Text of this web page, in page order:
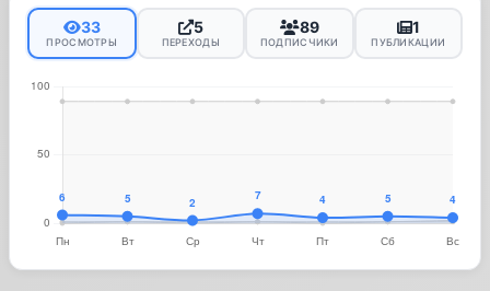
33
ПРОСМОТРЫ
5
ПЕРЕХОДЫ
89
ПОДПИСЧИКИ
1
ПУБЛИКАЦИИ